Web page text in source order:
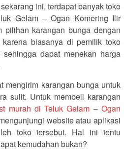
ini, terdapat banyak toko
Gelam – Ogan Komering Ilir
pilihan karangan bunga dengan
biasanya di pemilik toko
dapat menekan harga
mengirim karangan bunga untuk
sulit. Untuk membeli karangan
murah di Teluk Gelam – Ogan
website atau aplikasi
toko tersebut. Hal ini tentu
kemudahan bukan?